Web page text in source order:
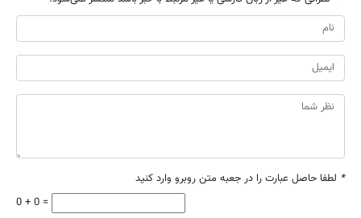
* لطفا حاصل عبارت را در جعبه متن روبرو وارد کنید
0 + 0 =